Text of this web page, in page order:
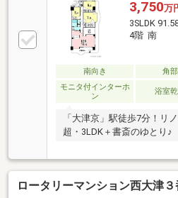
3,750万
3SLDK
4階 南
南向き 角
モニタ付インターホ
ン
浴室
「大津京」駅徒歩7分！リ
超・3LDK＋書斎のゆとり♪
ロータリーマンション西大津